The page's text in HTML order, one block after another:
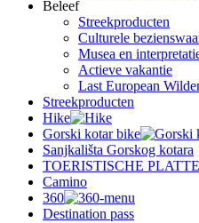
Beleef
Streekproducten
Culturele
Musea en
Actieve vakantie
Last European
Streekproducten
Hike
Gorski kotar bike
Sanjkališta Gorskog kotara
TOERISTISCHE
Camino
360
Destination pass